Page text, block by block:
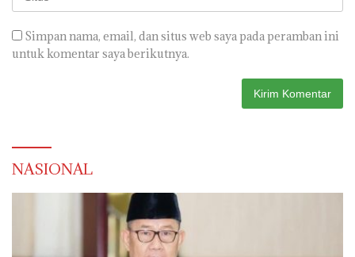
Simpan nama, email, dan situs web saya pada peramban ini
untuk komentar saya berikutnya.
NASIONAL